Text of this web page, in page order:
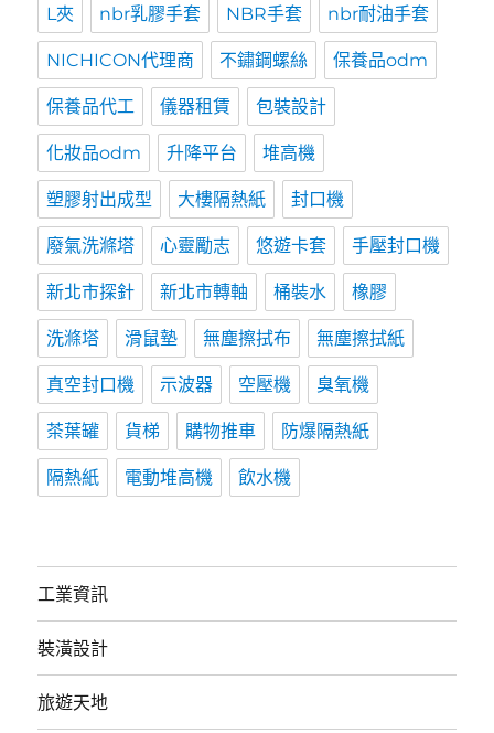
L夾 nbr乳膠手套 NBR手套 nbr耐油手套
NICHICON代理商 不鏽鋼螺絲 保養品odm
保養品代工 儀器租賃 包裝設計
化妝品odm 升降平台 堆高機
塑膠射出成型 大樓隔熱紙 封口機
廢氣洗滌塔 心靈勵志 悠遊卡套 手壓封口機
新北市探針 新北市轉軸 桶裝水 橡膠
洗滌塔 滑鼠墊 無塵擦拭布 無塵擦拭紙
真空封口機 示波器 空壓機 臭氧機
茶葉罐 貨梯 購物推車 防爆隔熱紙
隔熱紙 電動堆高機 飲水機
工業資訊
裝潢設計
旅遊天地